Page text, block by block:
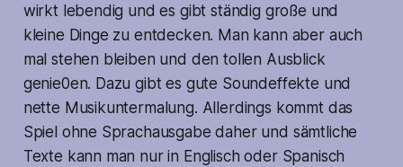
wirkt lebendig und es gibt ständig große und
kleine Dinge zu entdecken. Man kann aber auch
mal stehen bleiben und den tollen Ausblick
genie0en. Dazu gibt es gute Soundeffekte und
nette Musikuntermalung. Allerdings kommt das
Spiel ohne Sprachausgabe daher und sämtliche
Texte kann man nur in Englisch oder Spanisch